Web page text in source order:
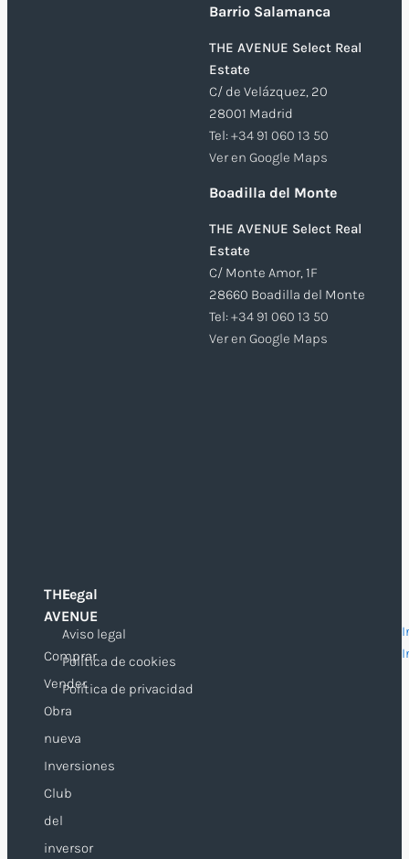
Barrio Salamanca
THE AVENUE Select Real
Estate
C/ de Velázquez, 20
28001 Madrid
Tel:+34 91 060 13 50
Ver en Google Maps
Boadilla del Monte
THE AVENUE Select Real
Estate
C/ Monte Amor, 1F
28660 Boadilla del Monte
Tel:+34 91 060 13 50
Ver en Google Maps
THE
AVENUE
Comprar
Vender
Obra
nueva
Inversiones
Club
del
inversor
Legal
Aviso legal
Política de cookies
Política de privacidad